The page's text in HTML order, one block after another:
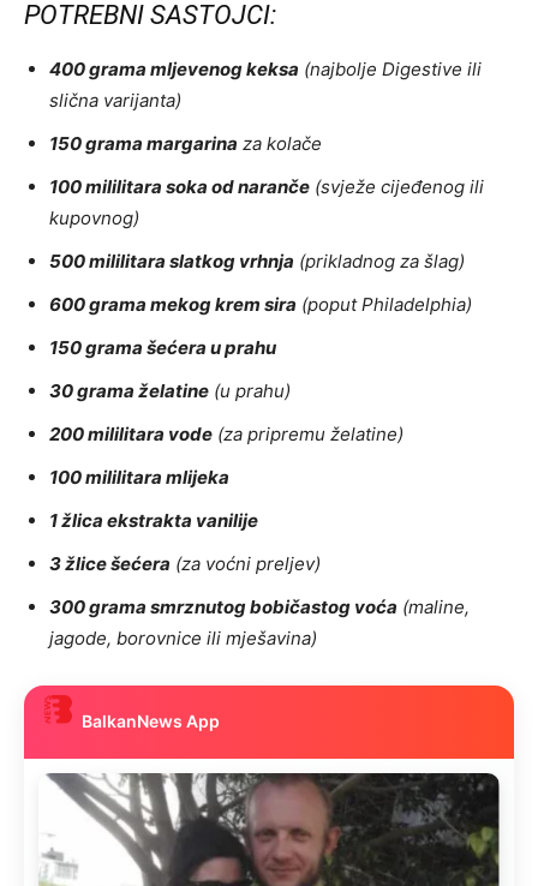
POTREBNI SASTOJCI:
400 grama mljevenog keksa (najbolje Digestive ili
slična varijanta)
150 grama margarina za kolače
100 mililitara soka od naranče (svježe cijeđenog ili
kupovnog)
500 mililitara slatkog vrhnja (prikladnog za šlag)
600 grama mekog krem sira (poput Philadelphia)
150 grama šećera u prahu
30 grama želatine (u prahu)
200 mililitara vode (za pripremu želatine)
100 mililitara mlijeka
1 žlica ekstrakta vanilije
3 žlice šećera (za voćni preljev)
300 grama smrznutog bobičastog voća (maline,
jagode, borovnice ili mješavina)
BalkanNews App